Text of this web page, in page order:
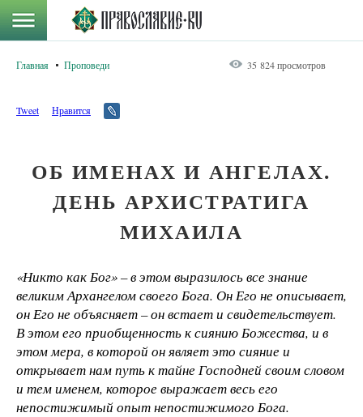
Главная Проповеди 35 824 просмотров
Tweet Нравится
ОБ ИМЕНАХ И АНГЕЛАХ.
ДЕНЬ АРХИСТРАТИГА
МИХАИЛА
«Никто как Бог»– в этом выразилось все знание
великим Архангелом своего Бога. Он Его не описывает,
он Его не объясняет – он встает и свидетельствует.
В этом его приобщенность к сиянию Божества, и в
этом мера, в которой он являет это сияние и
открывает нам путь к тайне Господней своим словом
и тем именем, которое выражает весь его
непостижимый опыт непостижимого Бога.